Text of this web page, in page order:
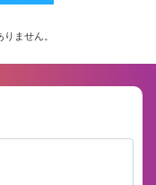
ません。